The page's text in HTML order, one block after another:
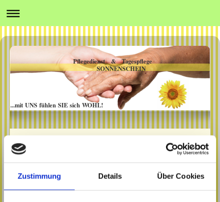
Zustimmung Details Über Cookies
Pflegedienst & Tagespflege
SONNENSCHEIN
...mit UNS fühlen SIE sich WOHL!
Sitemap
Startseite
Leistungen